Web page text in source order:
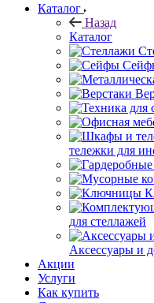
Каталог
Назад
Каталог
тележки для
для стеллажей
Аксессуары и
Акции
Услуги
Как купить